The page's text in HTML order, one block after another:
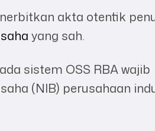
akta otentik
yang sah.
sistem OSS RBA wajib
(NIB) perusahaan